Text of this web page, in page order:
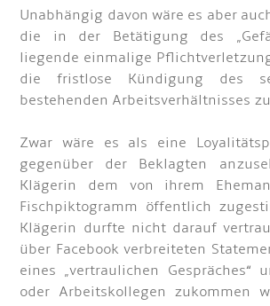
Unabhängig davon wäre es aber
die in der Betätigung des
liegende einmalige
die fristlose Kündigung des
bestehenden Arbeitsverhältnisses
Zwar wäre es als eine
gegenüber der Beklagten
Klägerin dem von ihrem
Fischpiktogramm öffentlich
Klägerin durfte nicht darauf
über Facebook verbreiteten
eines „vertraulichen Gespräches“
oder Arbeitskollegen zukommen